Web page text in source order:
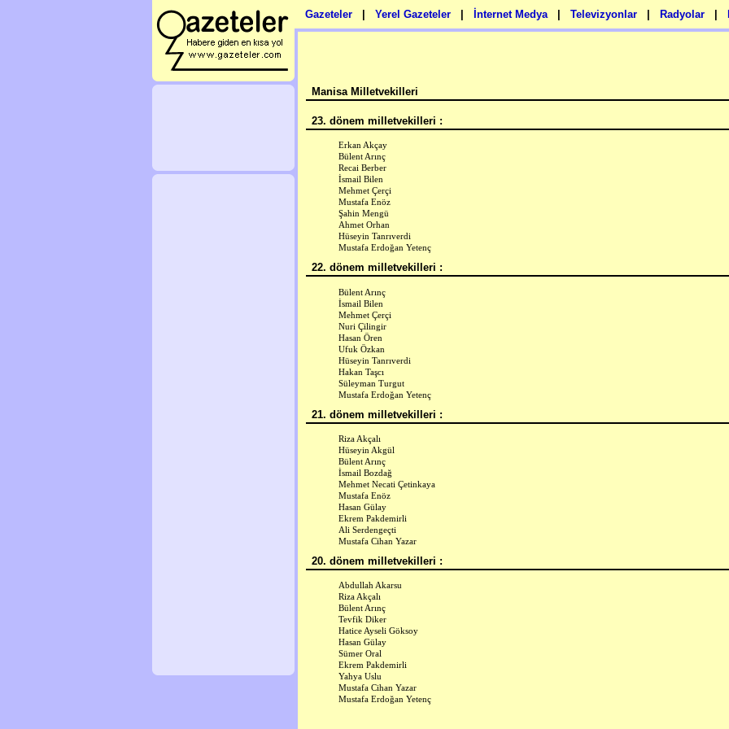
Gazeteler Yerel Gazeteler İnternet Medya Televizyonlar Radyolar
Manisa Milletvekilleri
23. dönem milletvekilleri :
Erkan Akçay
Bülent Arınç
Recai Berber
İsmail Bilen
Mehmet Çerçi
Mustafa Enöz
Şahin Mengü
Ahmet Orhan
Hüseyin Tanrıverdi
Mustafa Erdoğan Yetenç
22. dönem milletvekilleri :
Bülent Arınç
İsmail Bilen
Mehmet Çerçi
Nuri Çilingir
Hasan Ören
Ufuk Özkan
Hüseyin Tanrıverdi
Hakan Taşcı
Süleyman Turgut
Mustafa Erdoğan Yetenç
21. dönem milletvekilleri :
Riza Akçalı
Hüseyin Akgül
Bülent Arınç
İsmail Bozdağ
Mehmet Necati Çetinkaya
Mustafa Enöz
Hasan Gülay
Ekrem Pakdemirli
Ali Serdengeçti
Mustafa Cihan Yazar
20. dönem milletvekilleri :
Abdullah Akarsu
Riza Akçalı
Bülent Arınç
Tevfik Diker
Hatice Ayseli Göksoy
Hasan Gülay
Sümer Oral
Ekrem Pakdemirli
Yahya Uslu
Mustafa Cihan Yazar
Mustafa Erdoğan Yetenç